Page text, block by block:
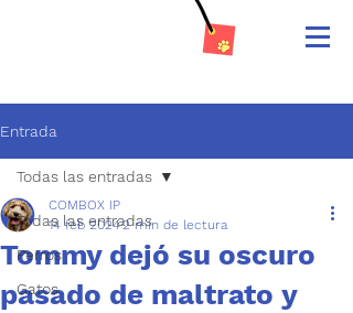
Entrada
Todas las entradas
Perros
Gatos
Todas las entradas
Tommy dejó su oscuro
pasado de maltrato y
COMBOX IP
14 feb 20242 min de lectura